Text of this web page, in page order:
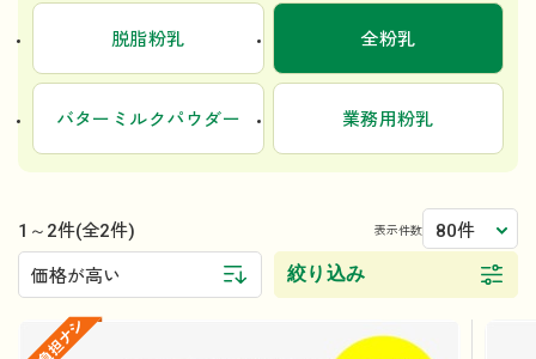
脱脂粉乳 全粉乳
バターミルクパウダー 業務用粉乳
1～2件(全2件) 表示件数 80件
価格が高い 絞り込み